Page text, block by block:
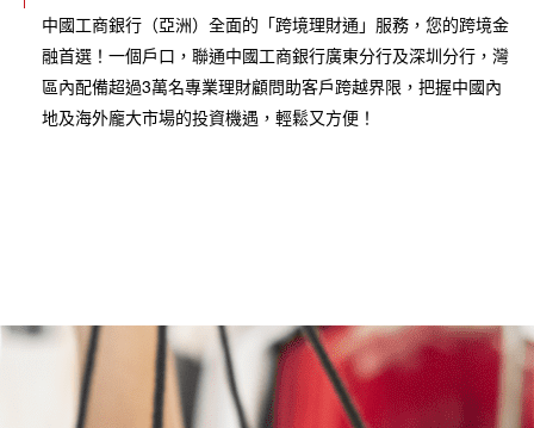
中國工商銀行（亞洲）全面的「跨境理財通」服務，您的跨境金
融首選！一個戶口，聯通中國工商銀行廣東分行及深圳分行，灣
區內配備超過3萬名專業理財顧問助客戶跨越界限，把握中國內
地及海外龐大市場的投資機遇，輕鬆又方便！